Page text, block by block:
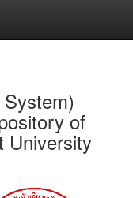
of
University